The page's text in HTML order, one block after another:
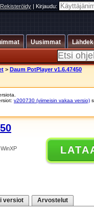
Rekisteröidy|Kirjaudu:
Uusimmat
> Daum PotPlayer v1.6.47450
v200730 (viimeisin vakaa versio)
versiot Arvostelut